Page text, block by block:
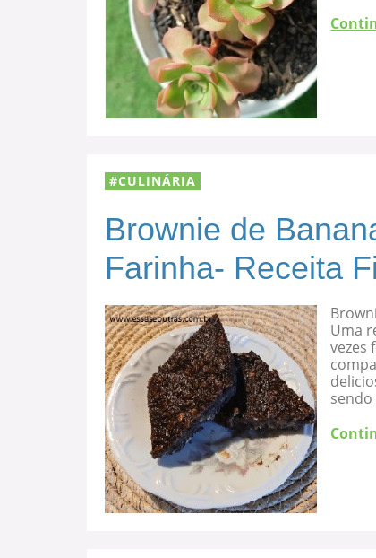
CULINÁRIA
Brownie de
Farinha- Receita
Uma
vezes